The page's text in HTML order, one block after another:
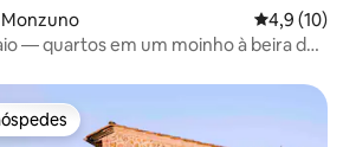
4,9 de uma
4,9 (10)
— quartos em um moinho à beira do
preferidos dos hóspedes